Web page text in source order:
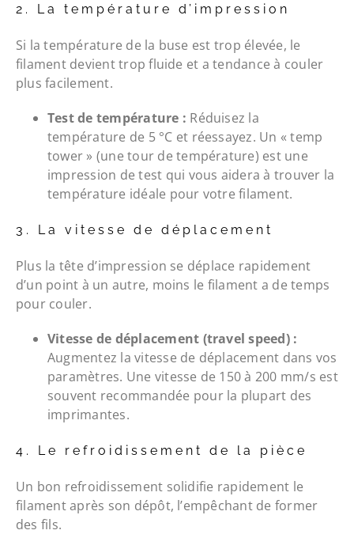
2. La température d’impression
Si la température de la buse est trop élevée, le
filament devient trop fluide et a tendance à couler
plus facilement.
Test de température : Réduisez la
température de 5 °C et réessayez. Un « temp
tower » (une tour de température) est une
impression de test qui vous aidera à trouver la
température idéale pour votre filament.
3. La vitesse de déplacement
Plus la tête d’impression se déplace rapidement
d’un point à un autre, moins le filament a de temps
pour couler.
Vitesse de déplacement (travel speed) :
Augmentez la vitesse de déplacement dans vos
paramètres. Une vitesse de 150 à 200 mm/s est
souvent recommandée pour la plupart des
imprimantes.
4. Le refroidissement de la pièce
Un bon refroidissement solidifie rapidement le
filament après son dépôt, l’empêchant de former
des fils.